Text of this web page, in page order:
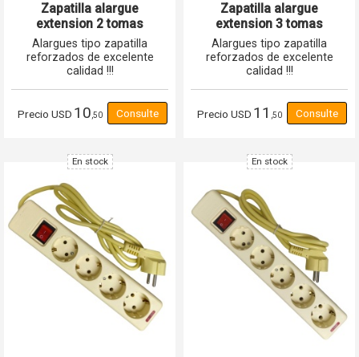
Zapatilla alargue
extension 2 tomas
corriente schuko 16A
Alargues tipo zapatilla
reforzados de excelente
calidad !!!
Precio USD 10,50
Zapatilla alargue
extension 3 tomas
corriente schuko 16A
Alargues tipo zapatilla
reforzados de excelente
calidad !!!
Precio USD 11 ,50
En stock En stock